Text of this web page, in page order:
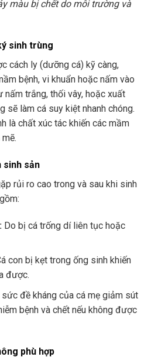
màu bị chết do môi trường và
sinh trùng
cách ly (dưỡng cá) kỹ càng,
bệnh, vi khuẩn hoặc nấm vào
nấm trắng, thối vây, hoặc xuất
sẽ làm cá suy kiệt nhanh chóng.
là chất xúc tác khiến các mầm
sinh sản
rủi ro cao trong và sau khi sinh
Do bị cá trống dí liên tục hoặc
con bị kẹt trong ống sinh khiến
được.
sức đề kháng của cá mẹ giảm sút
bệnh và chết nếu không được
phù hợp